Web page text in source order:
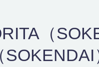
（
SOKENDAI